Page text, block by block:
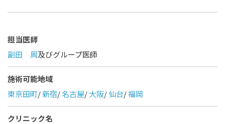
担当医師
副田 周及びグループ医師
施術可能地域
東京田町/新宿/名古屋/大阪/仙台/福岡
クリニック名